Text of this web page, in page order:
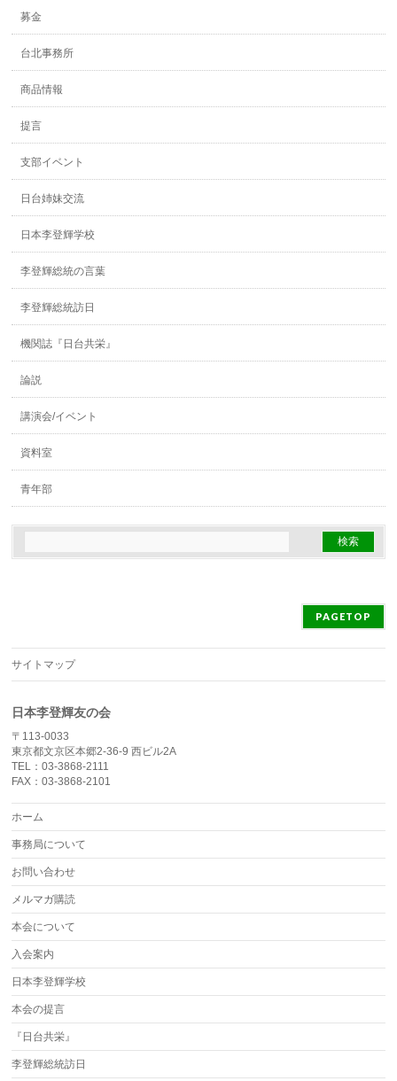
募金
台北事務所
商品情報
提言
支部イベント
日台姉妹交流
日本李登輝学校
李登輝総統の言葉
李登輝総統訪日
機関誌『日台共栄』
論説
講演会/イベント
資料室
青年部
PAGETOP
サイトマップ
日本李登輝友の会
〒113-0033
東京都文京区本郷2-36-9 西ビル2A
TEL：03-3868-2111
FAX：03-3868-2101
ホーム
事務局について
お問い合わせ
メルマガ購読
本会について
入会案内
日本李登輝学校
本会の提言
『日台共栄』
李登輝総統訪日